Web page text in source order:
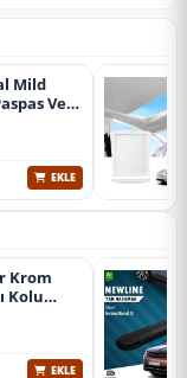
Mild
Ve
EKLE
Krom
Kolu
EKLE